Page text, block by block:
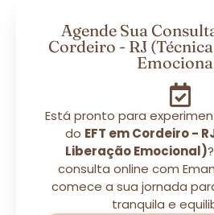
Agende Sua
Cordeiro - RJ
Está pronto para
do EFT em Cordeiro -
Liberação Emocional)
consulta online com
comece a sua jornada
tranquila e